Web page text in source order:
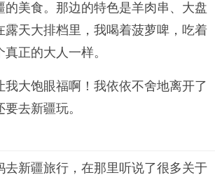
的美食。那边的特色是羊肉串、大盘
露天大排档里，我喝着菠萝啤，吃着
正的大人一样。
我大饱眼福啊！我依依不舍地离开了
去新疆玩。
去新疆旅行，在那里听说了很多关于